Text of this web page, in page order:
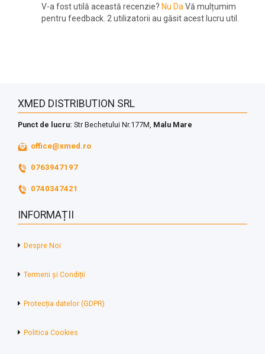
V-a fost utilă această recenzie? Nu Da Vă mulțumim
pentru feedback. 2 utilizatorii au găsit acest lucru util.
XMED DISTRIBUTION SRL
Punct de lucru: Str Bechetului Nr.177M, Malu Mare
office@xmed.ro
0763947197
0740347421
INFORMAȚII
Despre Noi
Termeni și Condiții
Protecția datelor (GDPR)
Politica Cookies